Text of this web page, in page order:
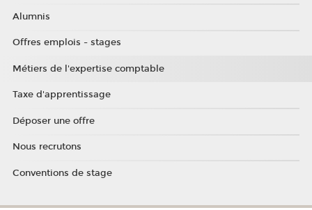
Alumnis
Offres emplois - stages
Métiers de l'expertise comptable
Taxe d'apprentissage
Déposer une offre
Nous recrutons
Conventions de stage